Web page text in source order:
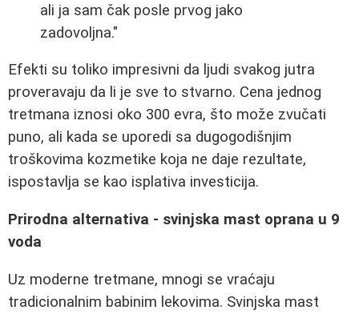
ali ja sam čak posle prvog jako
zadovoljna."
Efekti su toliko impresivni da ljudi svakog jutra
proveravaju da li je sve to stvarno. Cena jednog
tretmana iznosi oko 300 evra, što može zvučati
puno, ali kada se uporedi sa dugogodišnjim
troškovima kozmetike koja ne daje rezultate,
ispostavlja se kao isplativa investicija.
Prirodna alternativa - svinjska mast oprana u 9
voda
Uz moderne tretmane, mnogi se vraćaju
tradicionalnim babinim lekovima. Svinjska mast